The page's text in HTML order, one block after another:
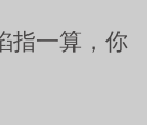
指一算，你